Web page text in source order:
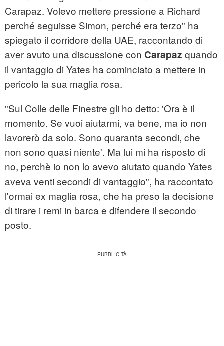
Carapaz. Volevo mettere pressione a Richard
perché seguisse Simon, perché era terzo" ha
spiegato il corridore della UAE, raccontando di
aver avuto una discussione con Carapaz quando
il vantaggio di Yates ha cominciato a mettere in
pericolo la sua maglia rosa.
"Sul Colle delle Finestre gli ho detto: 'Ora è il
momento. Se vuoi aiutarmi, va bene, ma io non
lavorerò da solo. Sono quaranta secondi, che
non sono quasi niente'. Ma lui mi ha risposto di
no, perchè io non lo avevo aiutato quando Yates
aveva venti secondi di vantaggio", ha raccontato
l'ormai ex maglia rosa, che ha preso la decisione
di tirare i remi in barca e difendere il secondo
posto.